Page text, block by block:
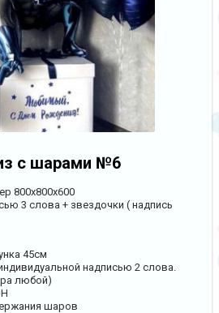
с шарами №6
800х800х600
3 слова + звездочки ( надпись
45см
надписью 2 слова.
любой)
шаров